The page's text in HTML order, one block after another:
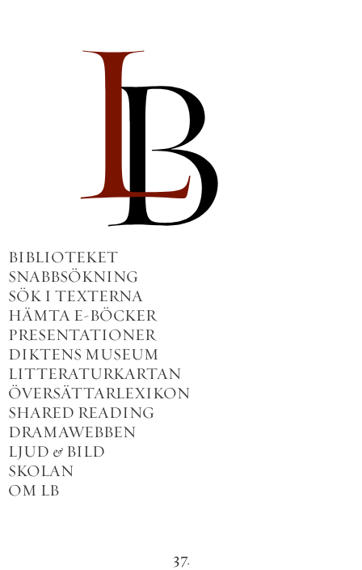
BIBLIOTEKET
SNABBSÖKNING
SÖK I TEXTERNA
HÄMTA E-BÖCKER
PRESENTATIONER
DIKTENS MUSEUM
LITTERATURKARTAN
ÖVERSÄTTARLEXIKON
SHARED READING
DRAMAWEBBEN
LJUD & BILD
SKOLAN
OM LB
37.